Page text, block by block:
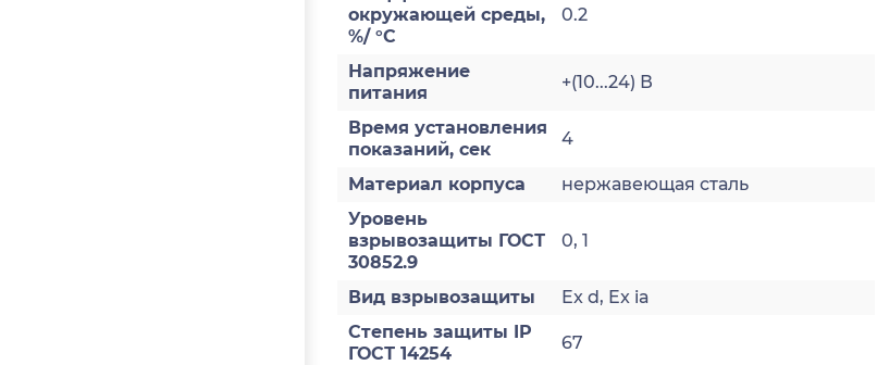
окружающей среды,
%/ °С
0.2
Напряжение
питания
+(10...24) В
Время установления
показаний, сек
4
Материал корпуса
нержавеющая сталь
Уровень
взрывозащиты ГОСТ
30852.9
0, 1
Вид взрывозащиты
Ex d, Ex ia
Степень защиты IP
ГОСТ 14254
67